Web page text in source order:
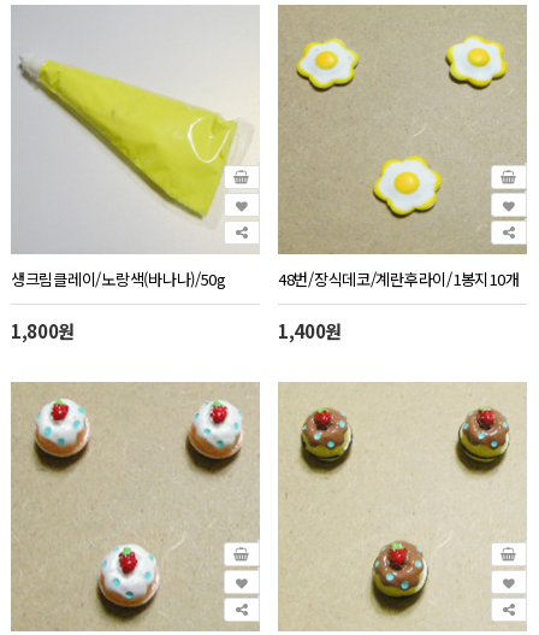
생크림클레이/노랑색(바나나)/50g
1,800원
48번/장식데코/계란후라이/1봉지10개
1,400원